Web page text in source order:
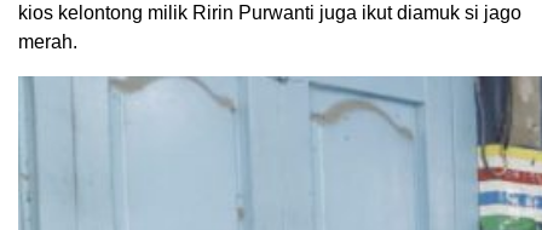
kios kelontong milik Ririn Purwanti juga ikut diamuk si jago
merah.